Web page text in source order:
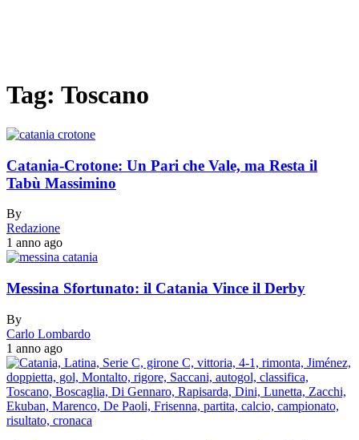
Tag: Toscano
Catania-Crotone: Un Pari che Vale, ma Resta il
Tabù Massimino
By
Redazione
1 anno ago
Messina Sfortunato: il Catania Vince il Derby
By
Carlo Lombardo
1 anno ago